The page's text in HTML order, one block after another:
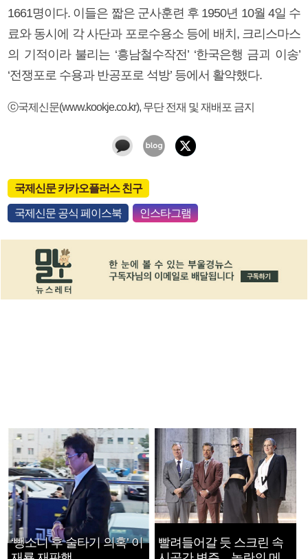
1661명이다. 이들은 짧은 군사훈련 후 1950년 10월 4일 수
료와 동시에 각 사단과 포로수용소 등에 배치, 크리스마스
의 기적이라 불리는 ‘흥남철수작전’ ‘한국은행 금괴 이송’
‘전쟁포로 수용과 반공포로 석방’ 등에서 활약했다.
ⓒ국제신문(www.kookje.co.kr), 무단 전재 및 재배포 금지
국제신문 카카오플러스 친구
국제신문 공식 페이스북 인스타그램
‘뺑소니 후 술타기 의혹’ 이
빨려들어갈 듯 스크린 속